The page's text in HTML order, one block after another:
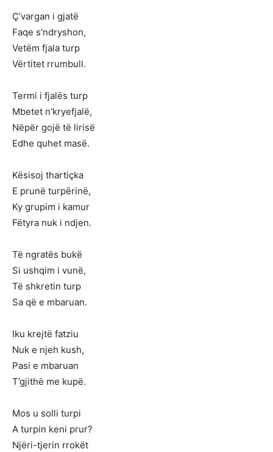
Ç’vargan i gjatë
Faqe s’ndryshon,
Vetëm fjala turp
Vërtitet rrumbull.
Termi i fjalës turp
Mbetet n’kryefjalë,
Nëpër gojë të lirisë
Edhe quhet masë.
Kësisoj thartiçka
E prunë turpërinë,
Ky grupim i kamur
Fëtyra nuk i ndjen.
Të ngratës bukë
Si ushqim i vunë,
Të shkretin turp
Sa që e mbaruan.
Iku krejtë fatziu
Nuk e njeh kush,
Pasi e mbaruan
T’gjithë me kupë.
Mos u solli turpi
A turpin keni prur?
Njëri-tjerin rrokët